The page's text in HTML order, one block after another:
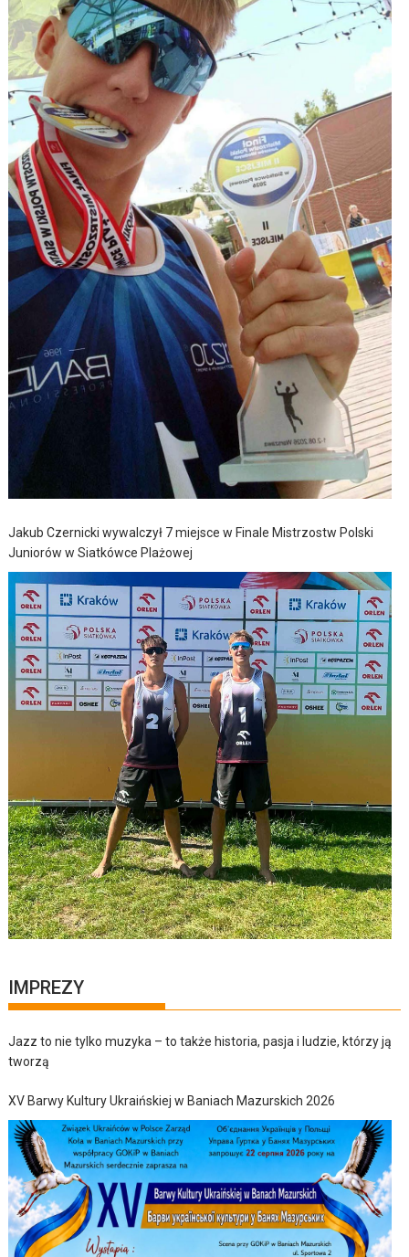
Jakub Czernicki wywalczył 7 miejsce w Finale Mistrzostw Polski
Juniorów w Siatkówce Plażowej
IMPREZY
Jazz to nie tylko muzyka – to także historia, pasja i ludzie, którzy ją
tworzą
XV Barwy Kultury Ukraińskiej w Baniach Mazurskich 2026